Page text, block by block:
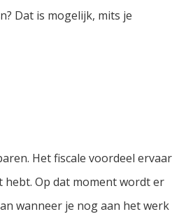
Dat is mogelijk, mits je
Het fiscale voordeel ervaar
hebt. Op dat moment wordt er
wanneer je nog aan het werk